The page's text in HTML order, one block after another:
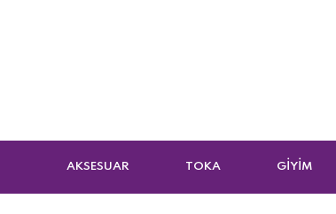
AKSESUAR TOKA GİYİM